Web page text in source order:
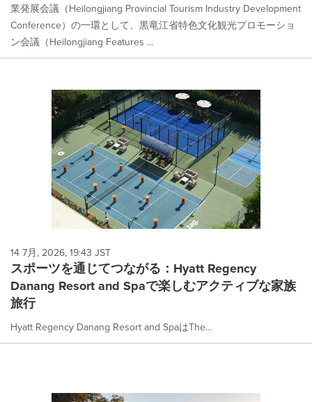
業発展会議（Heilongjiang Provincial Tourism Industry Development
Conference）の一環として、黒竜江省特色文化観光プロモーショ
ン会議（Heilongjiang Features ...
14 7月, 2026, 19:43 JST
スポーツを通じてつながる：Hyatt Regency
Danang Resort and Spaで楽しむアクティブな家族
旅行
Hyatt Regency Danang Resort and SpaはThe...